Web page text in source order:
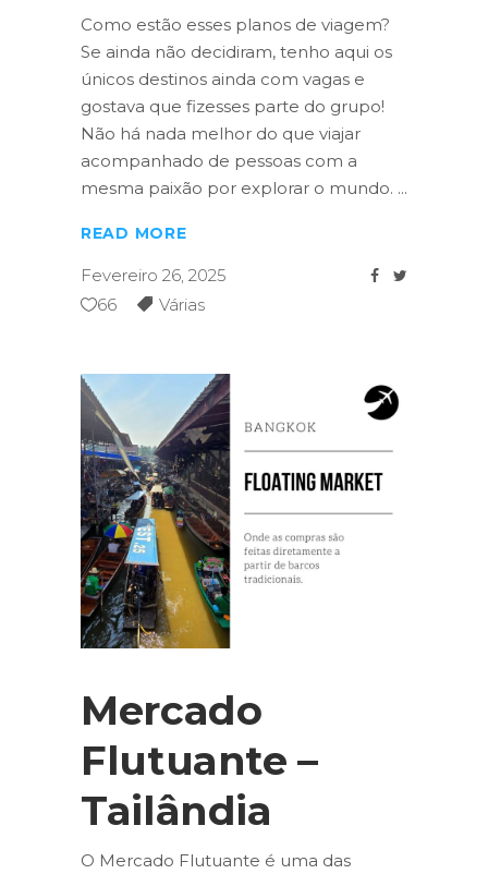
Como estão esses planos de viagem?
Se ainda não decidiram, tenho aqui os
únicos destinos ainda com vagas e
gostava que fizesses parte do grupo!
Não há nada melhor do que viajar
acompanhado de pessoas com a
mesma paixão por explorar o mundo.
READ MORE
Fevereiro 26, 2025
66
Várias
Mercado
Flutuante –
Tailândia
O Mercado Flutuante é uma das